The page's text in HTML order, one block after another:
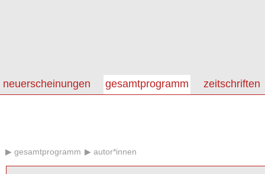
neuerscheinungen gesamtprogramm zeitschriften
gesamtprogramm autor*innen